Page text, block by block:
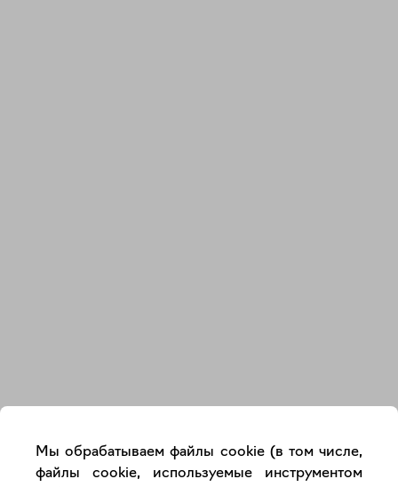
Мы обрабатываем файлы cookie (в том числе,
файлы cookie, используемые инструментом